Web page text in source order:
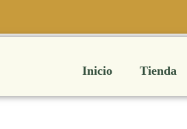
Inicio Tienda